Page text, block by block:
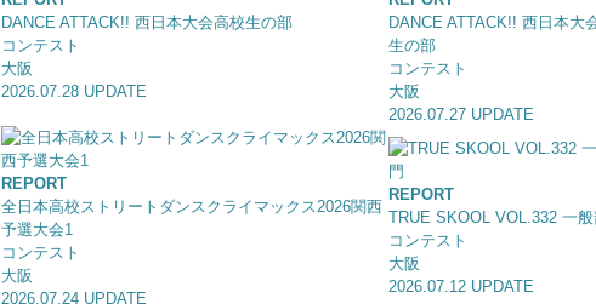
DANCE ATTACK!! 西日本大会高校生の部
コンテスト
大阪
2026.07.28 UPDATE
DANCE ATTACK!! 西日本大
生の部
コンテスト
大阪
2026.07.27 UPDATE
REPORT
全日本高校ストリートダンスクライマックス2026関西
予選大会1
コンテスト
大阪
2026.07.24 UPDATE
REPORT
TRUE SKOOL VOL.332 一般
コンテスト
大阪
2026.07.12 UPDATE